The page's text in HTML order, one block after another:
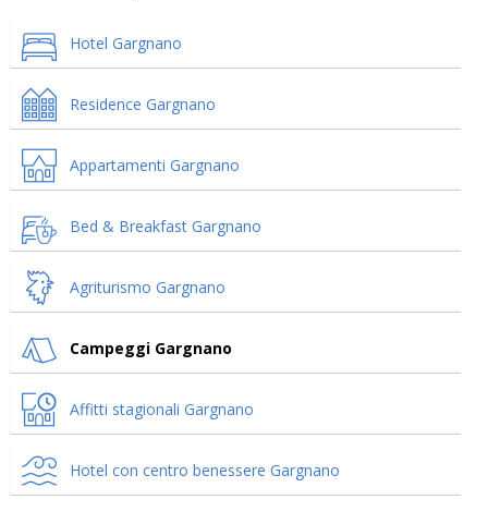
Hotel Gargnano
Residence Gargnano
Appartamenti Gargnano
Bed & Breakfast Gargnano
Agriturismo Gargnano
Campeggi Gargnano
Affitti stagionali Gargnano
Hotel con centro benessere Gargnano